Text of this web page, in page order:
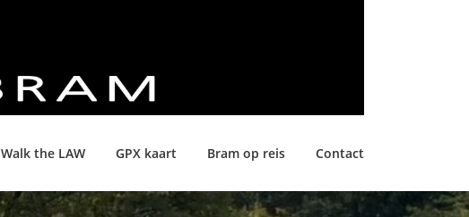
Walk the LAW GPX kaart Bram op reis Contact